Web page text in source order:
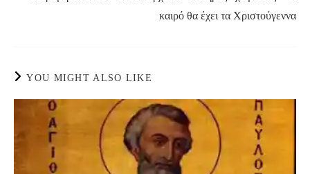
καιρό θα έχει τα Χριστούγεννα
YOU MIGHT ALSO LIKE